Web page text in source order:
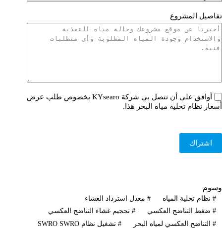
تفاصيل المشروع
أوافق على أن تتصل بي شركة KYsearo بخصوص طلب عرض
أسعار نظام تحلية مياه البحر هذا.
اشتراك
وسوم
#نظام تحلية المياه #معدل استرداد الغشاء
#ضغط التناضح العكسي #تحجيم غشاء التناضح العكسي
#التناضح العكسي لمياه البحر #تشغيل نظام SWRO SWRO